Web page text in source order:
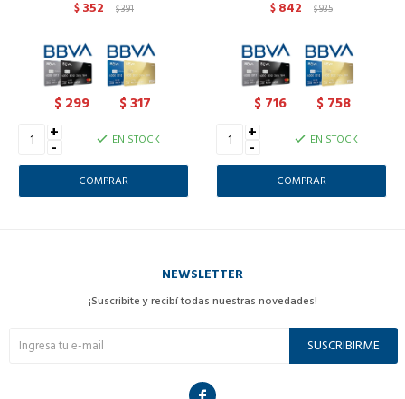
$ 352 $391
$ 299 $317
+
- EN STOCK
$ 842 $935
$ 716 $ 758
+
- EN STOCK
NEWSLETTER
¡Suscribite y recibí todas nuestras novedades!
SUSCRIBIRME
